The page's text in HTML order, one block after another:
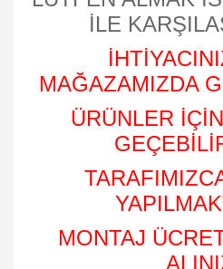
İLE
MAĞAZAMIZDA
ÜRÜNLER
MONTAJ